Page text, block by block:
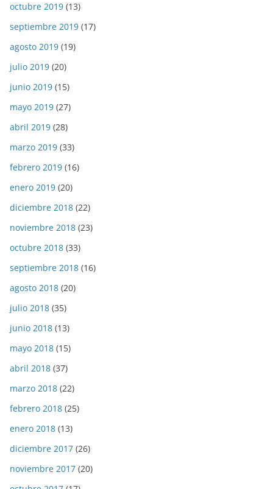
octubre 2019 (13)
septiembre 2019 (17)
agosto 2019 (19)
julio 2019 (20)
junio 2019 (15)
mayo 2019 (27)
abril 2019 (28)
marzo 2019 (33)
febrero 2019 (16)
enero 2019 (20)
diciembre 2018 (22)
noviembre 2018 (23)
octubre 2018 (33)
septiembre 2018 (16)
agosto 2018 (20)
julio 2018 (35)
junio 2018 (13)
mayo 2018 (15)
abril 2018 (37)
marzo 2018 (22)
febrero 2018 (25)
enero 2018 (13)
diciembre 2017 (26)
noviembre 2017 (20)